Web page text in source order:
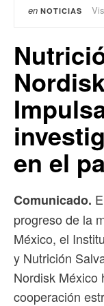
en NOTICIAS
en el
Comunicado.
progreso de la
México, el
y Nutrición
Nordisk México
cooperación